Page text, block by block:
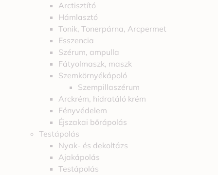
Arctisztító
Hámlasztó
Tonik, Tonerpárna, Arcpermet
Esszencia
Szérum, ampulla
Fátyolmaszk, maszk
Szemkörnyékápoló
Szempillaszérum
Arckrém, hidratáló krém
Fényvédelem
Éjszakai bőrápolás
Testápolás
Nyak- és dekoltázs
Ajakápolás
Testápolás